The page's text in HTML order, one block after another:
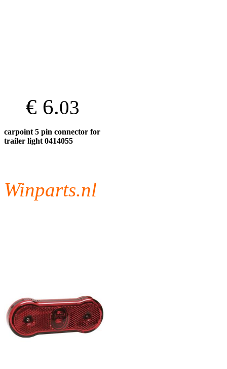
€ 6.03
carpoint 5 pin connector for
trailer light 0414055
Winparts.nl